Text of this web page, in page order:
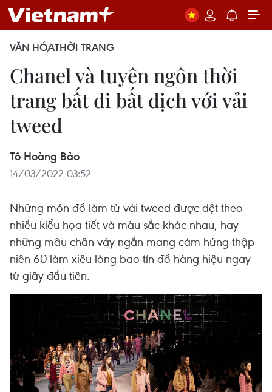
VĂN HÓATHỜI TRANG
Chanel và tuyên ngôn thời
trang bất di bất dịch với vải
tweed
Tô Hoàng Bảo
14/03/2022 03:52
Những món đồ làm từ vải tweed được dệt theo
nhiều kiểu họa tiết và màu sắc khác nhau, hay
những mẫu chân váy ngắn mang cảm hứng thập
niên 60 làm xiêu lòng bao tín đồ hàng hiệu ngay
từ giây đầu tiên.